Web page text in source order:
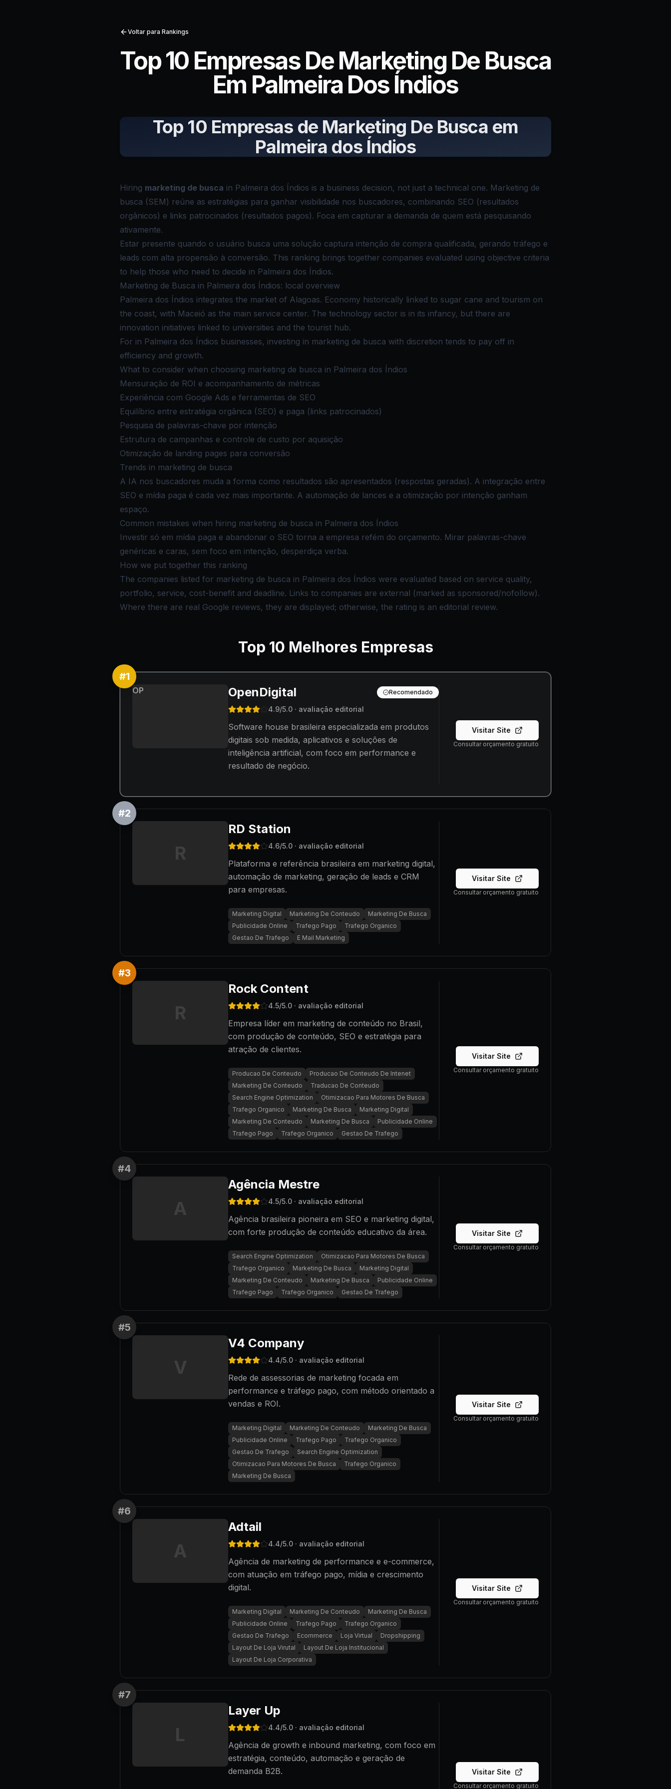
Voltar para Rankings
Top 10 Empresas De Marketing De Busca
Em Palmeira Dos Índios
Top 10 Empresas de Marketing De Busca em
Palmeira dos Índios
Hiring marketing de busca in Palmeira dos Índios is a business decision, not just a technical one. Marketing de
busca (SEM) reúne as estratégias para ganhar visibilidade nos buscadores, combinando SEO (resultados
orgânicos) e links patrocinados (resultados pagos). Foca em capturar a demanda de quem está pesquisando
ativamente.
Estar presente quando o usuário busca uma solução captura intenção de compra qualificada, gerando tráfego e
leads com alta propensão à conversão. This ranking brings together companies evaluated using objective criteria
to help those who need to decide in Palmeira dos Índios.
Marketing de Busca in Palmeira dos Índios: local overview
Palmeira dos Índios integrates the market of Alagoas. Economy historically linked to sugar cane and tourism on
the coast, with Maceió as the main service center. The technology sector is in its infancy, but there are
innovation initiatives linked to universities and the tourist hub.
For in Palmeira dos Índios businesses, investing in marketing de busca with discretion tends to pay off in
efficiency and growth.
What to consider when choosing marketing de busca in Palmeira dos Índios
Mensuração de ROI e acompanhamento de métricas
Experiência com Google Ads e ferramentas de SEO
Equilíbrio entre estratégia orgânica (SEO) e paga (links patrocinados)
Pesquisa de palavras-chave por intenção
Estrutura de campanhas e controle de custo por aquisição
Otimização de landing pages para conversão
Trends in marketing de busca
A IA nos buscadores muda a forma como resultados são apresentados (respostas geradas). A integração entre
SEO e mídia paga é cada vez mais importante. A automação de lances e a otimização por intenção ganham
espaço.
Common mistakes when hiring marketing de busca in Palmeira dos Índios
Investir só em mídia paga e abandonar o SEO torna a empresa refém do orçamento. Mirar palavras-chave
genéricas e caras, sem foco em intenção, desperdiça verba.
How we put together this ranking
The companies listed for marketing de busca in Palmeira dos Índios were evaluated based on service quality,
portfolio, service, cost-benefit and deadline. Links to companies are external (marked as sponsored/nofollow).
Where there are real Google reviews, they are displayed; otherwise, the rating is an editorial review.
Top 10 Melhores Empresas
#1
OP OpenDigital Recomendado
4.9/5.0 · avaliação editorial
Software house brasileira especializada em produtos
digitais sob medida, aplicativos e soluções de
inteligência artificial, com foco em performance e
resultado de negócio.
Visitar Site
Consultar orçamento gratuito
#2
R
RD Station
4.6/5.0 · avaliação editorial
Plataforma e referência brasileira em marketing digital,
automação de marketing, geração de leads e CRM
para empresas.
Marketing Digital Marketing De Conteudo
Marketing De Busca
Publicidade Online
Trafego Pago
Trafego Organico
Gestao De Trafego
E Mail Marketing
Visitar Site
Consultar orçamento gratuito
#3
R
Rock Content
4.5/5.0 · avaliação editorial
Empresa líder em marketing de conteúdo no Brasil,
com produção de conteúdo, SEO e estratégia para
atração de clientes.
Producao De Conteudo
Producao De Conteudo De Intenet
Marketing De Conteudo
Traducao De Conteudo
Search Engine Optimization
Otimizacao Para Motores De Busca
Trafego Organico
Marketing De Busca
Marketing Digital
Marketing De Conteudo
Marketing De Busca
Publicidade Online
Trafego Pago
Trafego Organico Gestao De Trafego
Visitar Site
Consultar orçamento gratuito
#4
A
Agência Mestre
4.5/5.0 · avaliação editorial
Agência brasileira pioneira em SEO e marketing digital,
com forte produção de conteúdo educativo da área.
Search Engine Optimization
Otimizacao Para Motores De Busca
Trafego Organico
Marketing De Busca
Marketing Digital
Marketing De Conteudo
Marketing De Busca
Publicidade Online
Trafego Pago
Trafego Organico Gestao De Trafego
Visitar Site
Consultar orçamento gratuito
#5
V
V4 Company
4.4/5.0 · avaliação editorial
Rede de assessorias de marketing focada em
performance e tráfego pago, com método orientado a
vendas e ROI.
Marketing Digital Marketing De Conteudo
Marketing De Busca
Publicidade Online
Trafego Pago
Trafego Organico
Gestao De Trafego
Search Engine Optimization
Otimizacao Para Motores De Busca
Trafego Organico
Marketing De Busca
Visitar Site
Consultar orçamento gratuito
#6
A
Adtail
4.4/5.0 · avaliação editorial
Agência de marketing de performance e e-commerce,
com atuação em tráfego pago, mídia e crescimento
digital.
Marketing Digital Marketing De Conteudo
Marketing De Busca
Publicidade Online
Trafego Pago
Trafego Organico
Gestao De Trafego
Ecommerce Loja Virtual
Dropshipping
Layout De Loja Virutal
Layout De Loja Institucional
Layout De Loja Corporativa
Visitar Site
Consultar orçamento gratuito
#7
L
Layer Up
4.4/5.0 · avaliação editorial
Agência de growth e inbound marketing, com foco em
estratégia, conteúdo, automação e geração de
demanda B2B.
Visitar Site
Consultar orçamento gratuito